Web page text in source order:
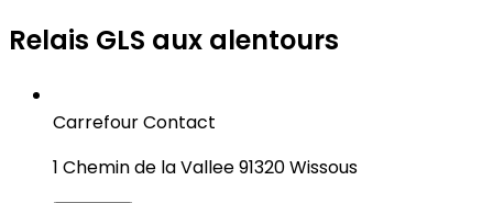
Relais GLS aux alentours
Carrefour Contact
1 Chemin de la Vallee 91320 Wissous